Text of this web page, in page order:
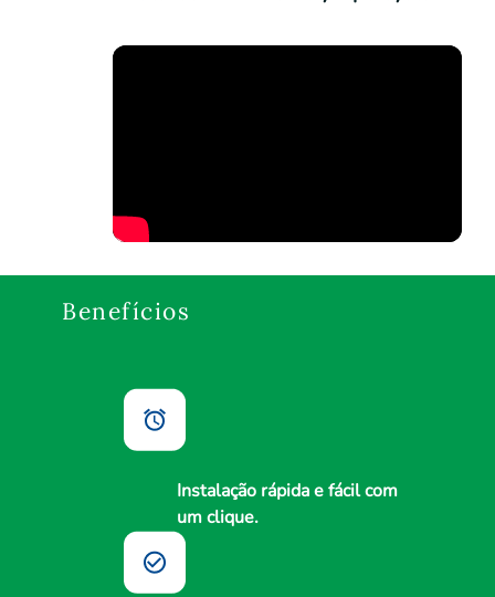
Benefícios
Instalação rápida e fácil com
um clique.